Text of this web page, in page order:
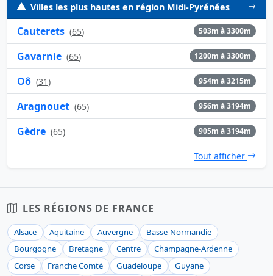
Villes les plus hautes en région Midi-Pyrénées
Cauterets (65) 503m à 3300m
Gavarnie (65) 1200m à 3300m
Oô (31) 954m à 3215m
Aragnouet (65) 956m à 3194m
Gèdre (65) 905m à 3194m
Tout afficher
LES RÉGIONS DE FRANCE
Alsace Aquitaine Auvergne
Basse-Normandie
Bourgogne
Bretagne Centre
Champagne-Ardenne
Corse
Franche Comté Guadeloupe
Guyane